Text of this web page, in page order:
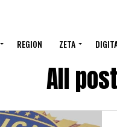
REGION ZETA
All